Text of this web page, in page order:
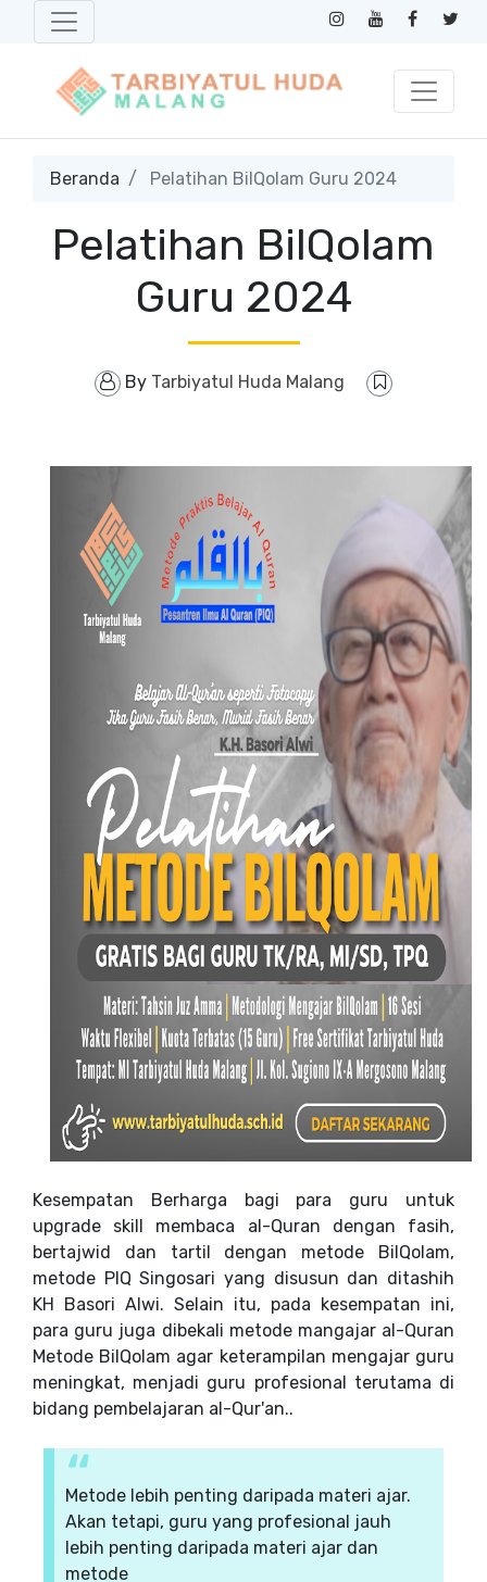
Beranda Pelatihan BilQolam Guru 2024
Pelatihan BilQolam
Guru 2024
By Tarbiyatul Huda Malang
Kesempatan Berharga bagi para guru untuk
upgrade skill membaca al-Quran dengan fasih,
bertajwid dan tartil dengan metode BilQolam,
metode PIQ Singosari yang disusun dan ditashih
KH Basori Alwi. Selain itu, pada kesempatan ini,
para guru juga dibekali metode mangajar al-Quran
Metode BilQolam agar keterampilan mengajar guru
meningkat, menjadi guru profesional terutama di
bidang pembelajaran al-Qur'an..
Metode lebih penting daripada materi ajar.
Akan tetapi, guru yang profesional jauh
lebih penting daripada materi ajar dan
metode